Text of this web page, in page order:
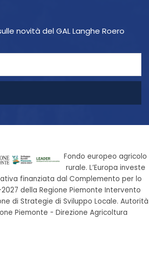
novità del GAL Langhe Roero
Fondo europeo agricolo
rurale. L’Europa investe
finanziata dal Complemento per lo
della Regione Piemonte Intervento
di Strategie di Sviluppo Locale. Autorità
Piemonte - Direzione Agricoltura